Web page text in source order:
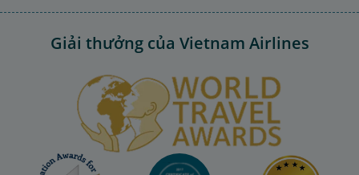
Giải thưởng của Vietnam Airlines